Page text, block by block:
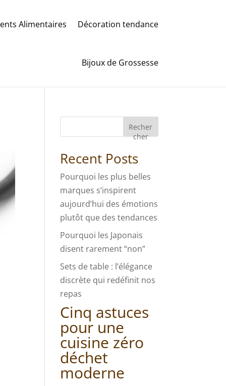
Alimentaires Décoration tendance
Bijoux de Grossesse
Recher
cher
Recent Posts
Pourquoi les plus belles
marques s’inspirent
aujourd’hui des émotions
plutôt que des tendances
Pourquoi les Japonais
disent rarement “non”
Sets de table : l’élégance
discrète qui redéfinit nos
repas
Cinq astuces
pour une
cuisine zéro
déchet
moderne